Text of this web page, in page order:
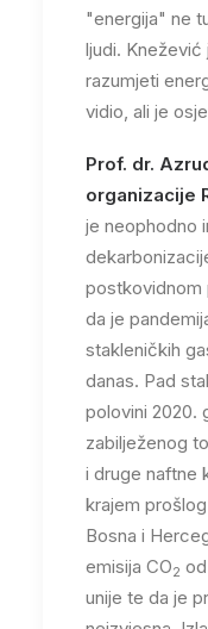
"energija" ne
ljudi.
razumjeti
vidio, ali je
Prof. dr.
organizacije
je neophodno
postkovidnom
da je
stakleničkih
danas. Pad
polovini 2020.
zabilježenog
i druge naftne
krajem
Bosna i
emisija CO2
unije te da je